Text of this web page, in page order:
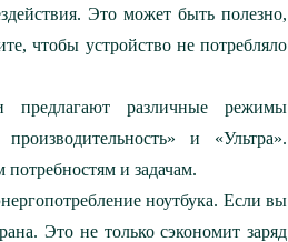
Это может быть полезно,
чтобы устройство не потребляло
предлагают различные режимы
и «Ультра».
и задачам.
ноутбука. Если вы
Это не только сэкономит заряд